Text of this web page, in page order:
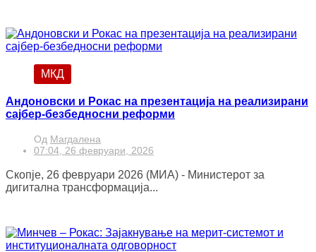
МКД
Андоновски и Рокас на презентација на реализирани
сајбер-безбедносни реформи
Од Магдалена
07:04, 26 февруари, 2026
Скопје, 26 февруари 2026 (МИА) - Министерот за
дигитална трансформација...